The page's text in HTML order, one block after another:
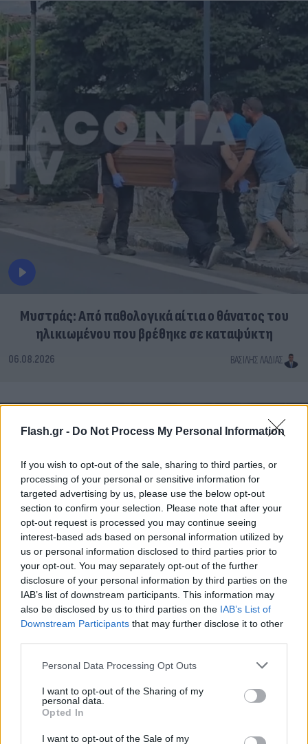
Flash.gr - Do Not Process My Personal Information
If you wish to opt-out of the sale, sharing to third parties, or
processing of your personal or sensitive information for
targeted advertising by us, please use the below opt-out
section to confirm your selection. Please note that after your
opt-out request is processed you may continue seeing
interest-based ads based on personal information utilized by
us or personal information disclosed to third parties prior to
your opt-out. You may separately opt-out of the further
disclosure of your personal information by third parties on the
IAB’s list of downstream participants. This information may
also be disclosed by us to third parties on the IAB’s List of
Downstream Participants that may further disclose it to other
Please note that this website/app uses one or more Google
not limited to your visit or usage behaviour. You may click to
grant or deny consent to Google and its third-party tags to
use your data for below specified purposes in below Google
consent section.
Personal Data Processing Opt Outs
I want to opt-out of the Sharing of my
personal data.
Opted In
I want to opt-out of the Sale of my
Μυστράς: Από παθολογικά αίτια ο θάνατος του
ηλικιωμένου που βρέθηκε σε καταψύκτη
06.08.2026 ΒΑΣΊΛΗΣ ΛΑΔΙΆΣ
Αριθμοί που σοκάρουν στη Ζάκυνθο: Η ΠΟΕΔΗΝ
καταγγέλλει 8 βιασμούς τουριστριών από τον